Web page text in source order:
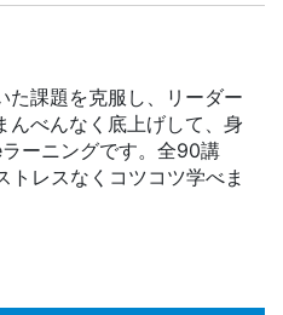
た課題を克服し、リーダー
んべんなく底上げして、身
ーニングです。全90講
トレスなくコツコツ学べま